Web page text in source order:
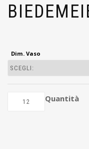
Dim. Vaso
Quantità